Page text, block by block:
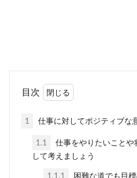
目次
1 仕事に対してポジティブな
1.1
仕事をやりたいことや
して考えましょう
1.1.1
困難な道でも目